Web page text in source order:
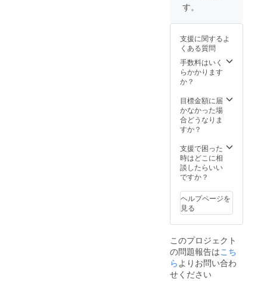
す。
支援に関するよ
くある質問
手数料はいく
らかかります
か？
目標金額に届
かなかった場
合どうなりま
すか？
支援で困った
時はどこに相
談したらいい
ですか？
ヘルプページを
見る
このプロジェクト
の問題報告はこち
らよりお問い合わ
せください